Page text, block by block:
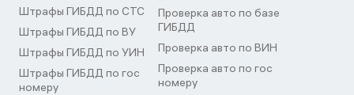
Штрафы ГИБДД по СТС
Штрафы ГИБДД по ВУ
Штрафы ГИБДД по УИН
Штрафы ГИБДД по гос
номеру
Проверка авто по базе
ГИБДД
Проверка авто по ВИН
Проверка авто по гос
номеру